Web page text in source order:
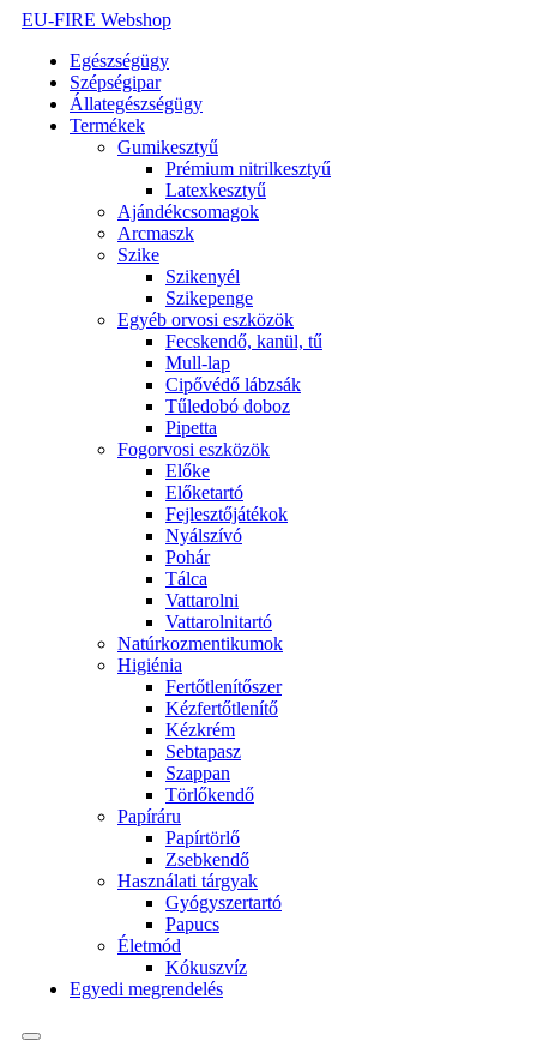
Ugrás
tartalomhoz
EU-FIRE Webshop
Egészségügy
Szépségipar
Állategészségügy
Termékek
Gumikesztyű
Prémium nitrilkesztyű
Latexkesztyű
Ajándékcsomagok
Arcmaszk
Szike
Szikenyél
Szikepenge
Egyéb orvosi eszközök
Fecskendő, kanül, tű
Mull-lap
Cipővédő lábzsák
Tűledobó doboz
Pipetta
Fogorvosi eszközök
Előke
Előketartó
Fejlesztőjátékok
Nyálszívó
Pohár
Tálca
Vattarolni
Vattarolnitartó
Natúrkozmentikumok
Higiénia
Fertőtlenítőszer
Kézfertőtlenítő
Kézkrém
Sebtapasz
Szappan
Törlőkendő
Papíráru
Papírtörlő
Zsebkendő
Használati tárgyak
Gyógyszertartó
Papucs
Életmód
Kókuszvíz
Egyedi megrendelés